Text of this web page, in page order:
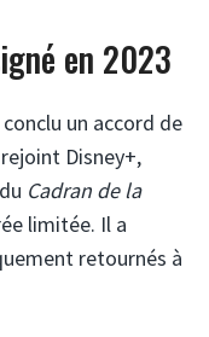
en 2023
un accord de
Disney+,
Cadran de la
limitée. Il a
retournés à